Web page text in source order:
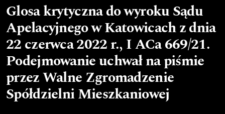
Glosa krytyczna do wyroku Sądu
Apelacyjnego w Katowicach z dnia
22 czerwca 2022 r., I ACa 669/21.
Podejmowanie uchwał na piśmie
przez Walne Zgromadzenie
Spółdzielni Mieszkaniowej